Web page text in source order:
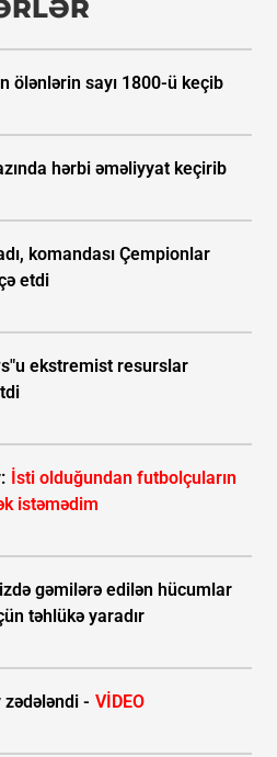
ölənlərin sayı 1800-ü keçib
hərbi əməliyyat keçirib
komandası Çempionlar
etdi
ekstremist resurslar
İsti olduğundan futbolçuların
istəmədim
gəmilərə edilən hücumlar
təhlükə yaradır
zədələndi - VİDEO